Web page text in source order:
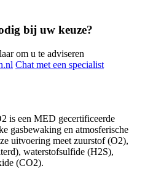
bij uw keuze?
om u te adviseren
Chat met een specialist
is een MED gecertificeerde
gasbewaking en atmosferische
uitvoering meet zuurstof (O2),
waterstofsulfide (H2S),
(CO2).